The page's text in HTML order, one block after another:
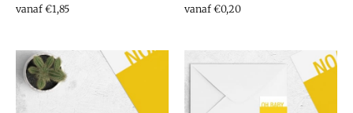
vanaf €1,85 vanaf €0,20